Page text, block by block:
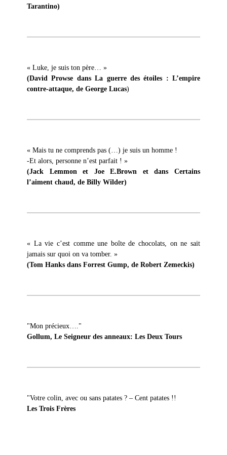
Tarantino)
« Luke, je suis ton père… »
(David Prowse dans La guerre des étoiles : L’empire
contre-attaque, de George Lucas)
« Mais tu ne comprends pas (…) je suis un homme !
-Et alors, personne n’est parfait ! »
(Jack Lemmon et Joe E.Brown et dans Certains
l’aiment chaud, de Billy Wilder)
« La vie c’est comme une boîte de chocolats, on ne sait
jamais sur quoi on va tomber. »
(Tom Hanks dans Forrest Gump, de Robert Zemeckis)
"Mon précieux…."
Gollum, Le Seigneur des anneaux: Les Deux Tours
"Votre colin, avec ou sans patates ? – Cent patates !!
Les Trois Frères